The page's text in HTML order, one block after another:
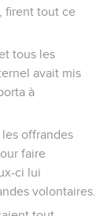
firent tout ce
tous les
avait mis
à
offrandes
faire
ci lui
volontaires.